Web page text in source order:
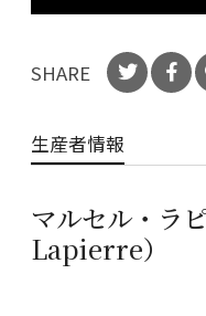
SHARE
生産者情報
マルセル・ラ
Lapierre）